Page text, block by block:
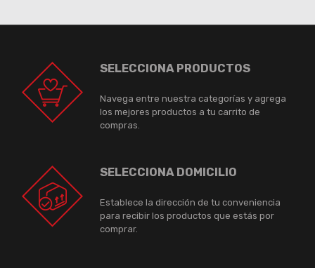
SELECCIONA PRODUCTOS
Navega entre nuestra categorías y agrega
los mejores productos a tu carrito de
compras.
SELECCIONA DOMICILIO
Establece la dirección de tu conveniencia
para recibir los productos que estás por
comprar.